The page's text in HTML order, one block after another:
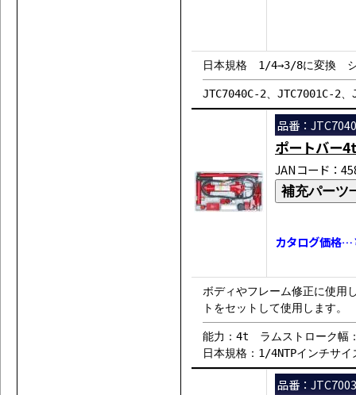
日本規格 1/4→3/8に変換 シ
JTC7040C-2、JTC7001C-2、
品番：
ポートバー4t
JANコード：
補充パーツ
カタログ価格
ボディやフレーム修正に使用
トをセットして使用します。
能力：4t ラムストローク幅
日本規格：1/4NTPインチサ
品番：